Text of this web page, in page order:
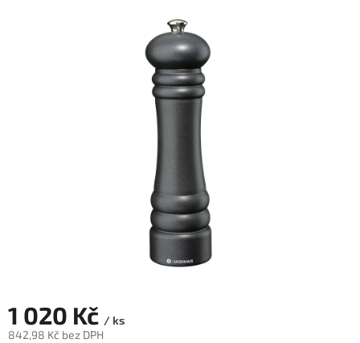
1 020 Kč / ks
842,98 Kč bez DPH